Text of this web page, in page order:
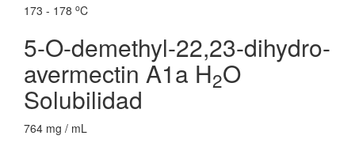
173 - 178 oC
5-O-demethyl-22,23-dihydro-
avermectin A1a H2O
Solubilidad
764 mg / mL